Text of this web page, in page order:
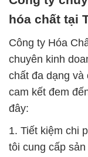
hóa chất tại
Công ty Hóa
chuyên kinh
chất đa dạng
cam kết đem
đây:
1. Tiết kiệm chi
tôi cung cấp